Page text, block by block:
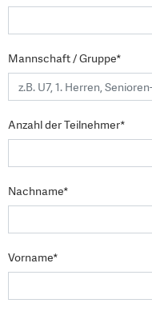
Mannschaft / Gruppe*
Anzahl der Teilnehmer*
Nachname*
Vorname*